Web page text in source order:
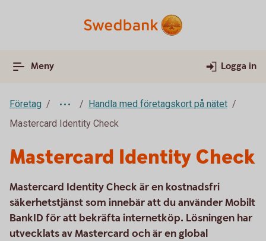
Meny Logga in
Företag
Handla med företagskort på nätet
Mastercard Identity Check
Mastercard Identity Check
Mastercard Identity Check är en kostnadsfri
säkerhetstjänst som innebär att du använder Mobilt
BankID för att bekräfta internetköp. Lösningen har
utvecklats av Mastercard och är en global